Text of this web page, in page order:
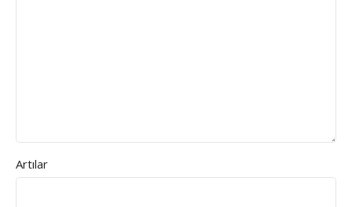
Artılar